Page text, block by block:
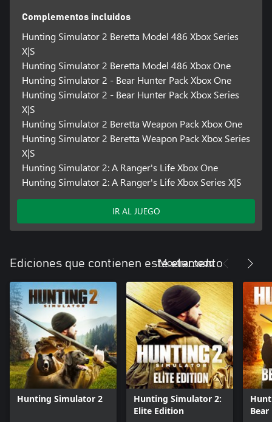
Complementos incluidos
Hunting Simulator 2 Beretta Model 486 Xbox Series
X|S
Hunting Simulator 2 Beretta Model 486 Xbox One
Hunting Simulator 2 - Bear Hunter Pack Xbox One
Hunting Simulator 2 - Bear Hunter Pack Xbox Series
X|S
Hunting Simulator 2 Beretta Weapon Pack Xbox One
Hunting Simulator 2 Beretta Weapon Pack Xbox Series
X|S
Hunting Simulator 2: A Ranger's Life Xbox One
Hunting Simulator 2: A Ranger's Life Xbox Series X|S
IR AL JUEGO
Ediciones que contienen este elemento
Mostrar todo
Hunting Simulator 2
Hunting Simulator 2:
Elite Edition